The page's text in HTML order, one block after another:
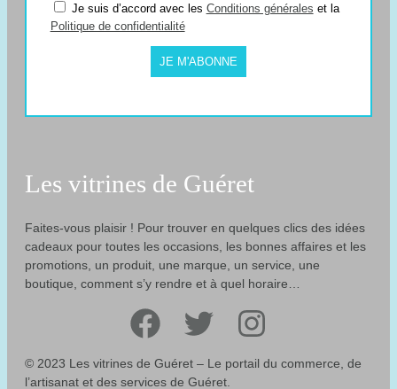
Je suis d’accord avec les Conditions générales et la
Politique de confidentialité
JE M'ABONNE
Les vitrines de Guéret
Faites-vous plaisir ! Pour trouver en quelques clics des idées
cadeaux pour toutes les occasions, les bonnes affaires et les
promotions, un produit, une marque, un service, une
boutique, comment s’y rendre et à quel horaire…
Facebook Twitter Instagram
© 2023 Les vitrines de Guéret – Le portail du commerce, de
l’artisanat et des services de Guéret.